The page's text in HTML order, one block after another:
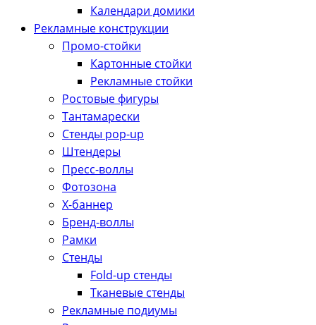
Календари домики
Рекламные конструкции
Промо-стойки
Картонные стойки
Рекламные стойки
Ростовые фигуры
Тантамарески
Стенды pop-up
Штендеры
Пресс-воллы
Фотозона
Х-баннер
Бренд-воллы
Рамки
Стенды
Fold-up стенды
Тканевые стенды
Рекламные подиумы